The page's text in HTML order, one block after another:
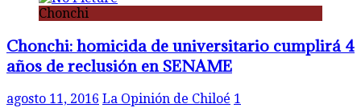
Chonchi
Chonchi: homicida de universitario cumplirá 4
años de reclusión en SENAME
agosto 11, 2016 La Opinión de Chiloé 1